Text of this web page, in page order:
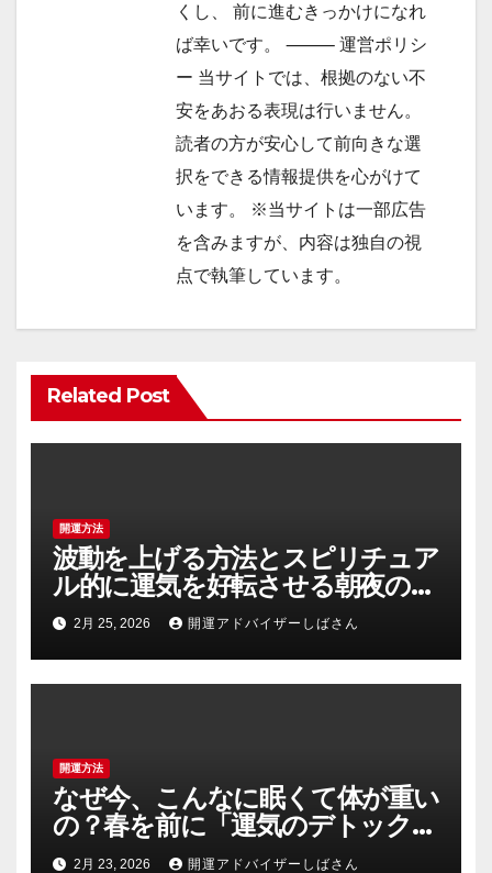
くし、 前に進むきっかけになれ
ば幸いです。 ⸻ 運営ポリシ
ー 当サイトでは、根拠のない不
安をあおる表現は行いません。
読者の方が安心して前向きな選
択をできる情報提供を心がけて
います。 ※当サイトは一部広告
を含みますが、内容は独自の視
点で執筆しています。
Related Post
開運方法
波動を上げる方法とスピリチュア
ル的に運気を好転させる朝夜の具
体的習慣
2月 25, 2026 開運アドバイザーしばさん
開運方法
なぜ今、こんなに眠くて体が重い
の？春を前に「運気のデトック
ス」を成功させる3つの浄化術
2月 23, 2026 開運アドバイザーしばさん